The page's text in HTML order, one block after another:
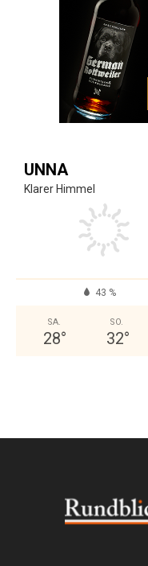
UNNA
Klarer Himmel
43 %
SA.
28°
SO.
32°